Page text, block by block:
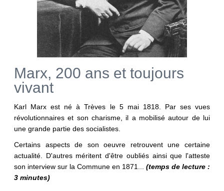
Marx, 200 ans et toujours
vivant
Karl Marx est né à Trèves le 5 mai 1818. Par ses vues
révolutionnaires et son charisme, il a mobilisé autour de lui
une grande partie des socialistes.
Certains aspects de son oeuvre retrouvent une certaine
actualité. D'autres méritent d'être oubliés ainsi que l'atteste
son interview sur la Commune en 1871... (temps de lecture :
3 minutes)